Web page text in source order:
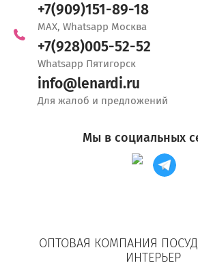
ОПТОВАЯ КОМПАНИЯ
ИНТЕРЬЕР
+7(909)151-89-18
MAX, Whatsapp Москва
+7(928)005-52-52
Whatsapp Пятигорск
info@lenardi.ru
Для жалоб и предложений
Мы в социальных